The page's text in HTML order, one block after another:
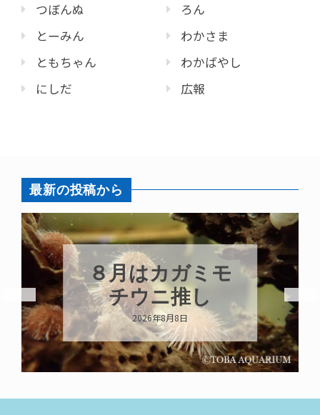
つぼんぬ
とーみん
ともちゃん
にしだ
ろん
わかさま
わかばやし
広報
最新の投稿から
８月はカガミモ
チウニ推し
2026年8月8日